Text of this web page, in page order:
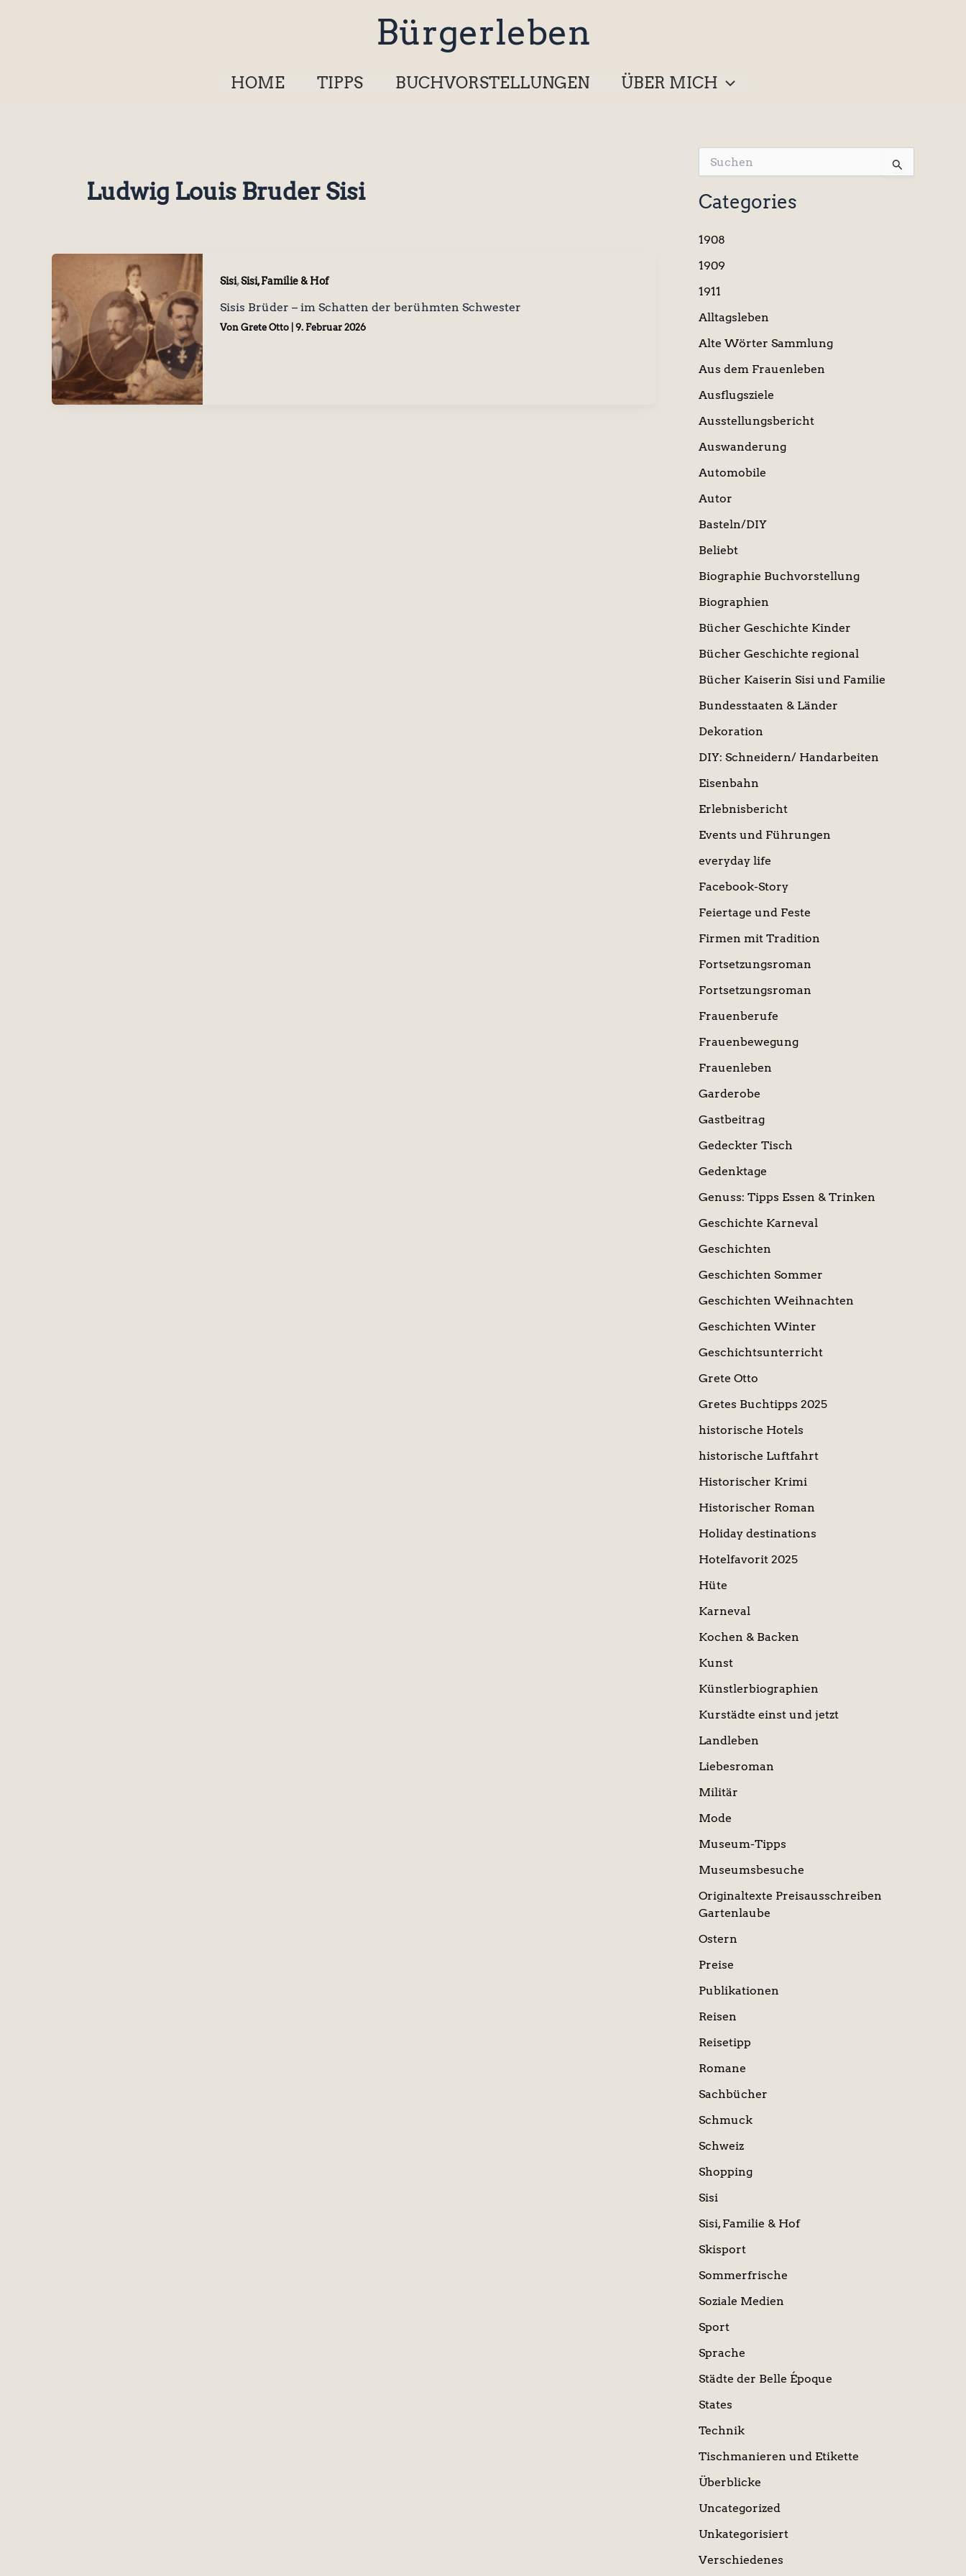
Bürgerleben
HOME TIPPS BUCHVORSTELLUNGEN ÜBER MICH
Ludwig Louis Bruder Sisi
Sisi,Sisi, Familie & Hof
Sisis Brüder – im Schatten der berühmten Schwester
Von Grete Otto 9. Februar 2026
u
c
h
n
a
h
Categories
1908
1909
1911
Alltagsleben
Alte Wörter Sammlung
Aus dem Frauenleben
Ausflugsziele
Ausstellungsbericht
Auswanderung
Automobile
Autor
Basteln/DIY
Beliebt
Biographie Buchvorstellung
Biographien
Bücher Geschichte Kinder
Bücher Geschichte regional
Bücher Kaiserin Sisi und Familie
Bundesstaaten & Länder
Dekoration
DIY: Schneidern/ Handarbeiten
Eisenbahn
Erlebnisbericht
Events und Führungen
everyday life
Facebook-Story
Feiertage und Feste
Firmen mit Tradition
Fortsetzungsroman
Fortsetzungsroman
Frauenberufe
Frauenbewegung
Frauenleben
Garderobe
Gastbeitrag
Gedeckter Tisch
Gedenktage
Genuss: Tipps Essen & Trinken
Geschichte Karneval
Geschichten
Geschichten Sommer
Geschichten Weihnachten
Geschichten Winter
Geschichtsunterricht
Grete Otto
Gretes Buchtipps 2025
historische Hotels
historische Luftfahrt
Historischer Krimi
Historischer Roman
Holiday destinations
Hotelfavorit 2025
Hüte
Karneval
Kochen & Backen
Kunst
Künstlerbiographien
Kurstädte einst und jetzt
Landleben
Liebesroman
Militär
Mode
Museum-Tipps
Museumsbesuche
Originaltexte Preisausschreiben
Gartenlaube
Ostern
Preise
Publikationen
Reisen
Reisetipp
Romane
Sachbücher
Schmuck
Schweiz
Shopping
Sisi
Sisi, Familie & Hof
Skisport
Sommerfrische
Soziale Medien
Sport
Sprache
Städte der Belle Époque
States
Technik
Tischmanieren und Etikette
Überblicke
Uncategorized
Unkategorisiert
Verschiedenes